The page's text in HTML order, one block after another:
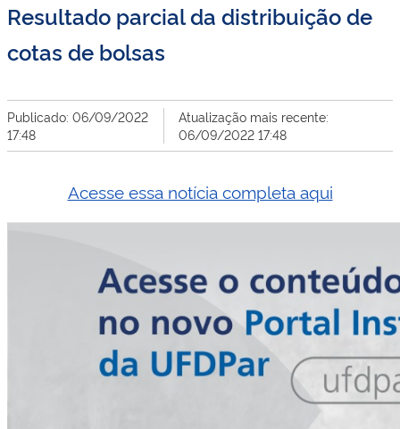
Resultado parcial da distribuição de
cotas de bolsas
Publicado: 06/09/2022
17:48
Atualização mais recente:
06/09/2022 17:48
Acesse essa notícia completa aqui